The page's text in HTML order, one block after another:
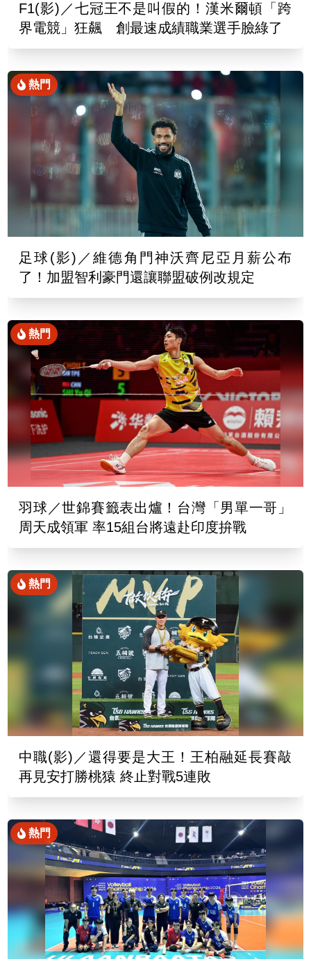
F1(影)／七冠王不是叫假的！漢米爾頓「跨
界電競」狂飆 創最速成績職業選手臉綠了
熱門
足球(影)／維德角門神沃齊尼亞月薪公布
了！加盟智利豪門還讓聯盟破例改規定
熱門
羽球／世錦賽籤表出爐！台灣「男單一哥」
周天成領軍 率15組台將遠赴印度拚戰
熱門
中職(影)／還得要是大王！王柏融延長賽敲
再見安打勝桃猿 終止對戰5連敗
熱門